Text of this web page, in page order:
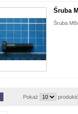
Śruba
Śruba
Pokaż